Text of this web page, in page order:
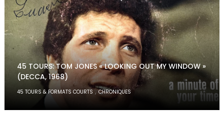
45 TOURS: TOM JONES « LOOKING OUT MY WINDOW »
(DECCA, 1968)
45 TOURS & FORMATS COURTS,CHRONIQUES